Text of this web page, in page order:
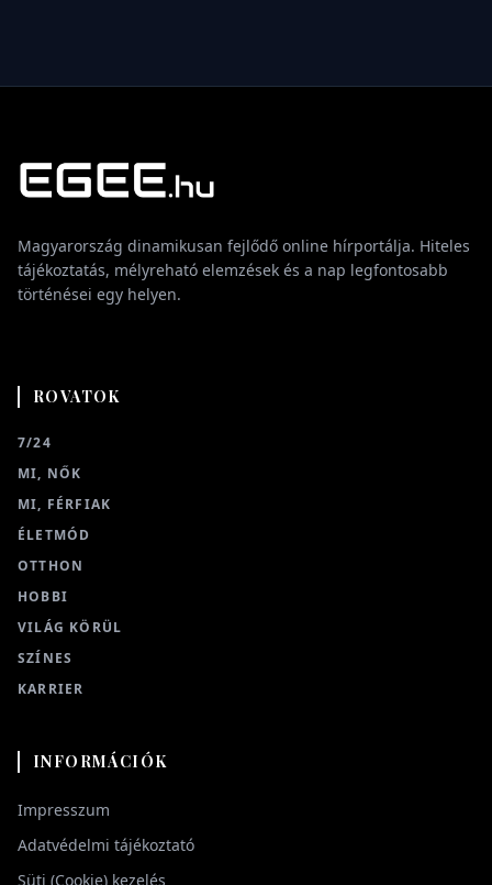
Magyarország dinamikusan fejlődő online hírportálja. Hiteles
tájékoztatás, mélyreható elemzések és a nap legfontosabb
történései egy helyen.
ROVATOK
7/24
MI, NŐK
MI, FÉRFIAK
ÉLETMÓD
OTTHON
HOBBI
VILÁG KÖRÜL
SZÍNES
KARRIER
INFORMÁCIÓK
Impresszum
Adatvédelmi tájékoztató
Süti (Cookie) kezelés